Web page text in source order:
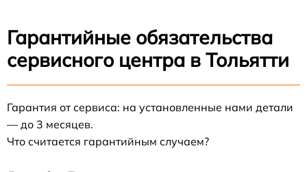
Гарантийные обязательства
сервисного центра в Тольятти
Гарантия от сервиса: на установленные нами детали
— до 3 месяцев.
Что считается гарантийным случаем?